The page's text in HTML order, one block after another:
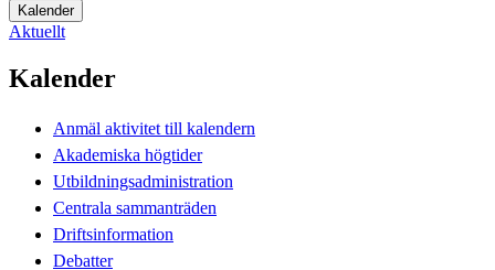
Kalender
Aktuellt
Kalender
Anmäl aktivitet till kalendern
Akademiska högtider
Utbildningsadministration
Centrala sammanträden
Driftsinformation
Debatter